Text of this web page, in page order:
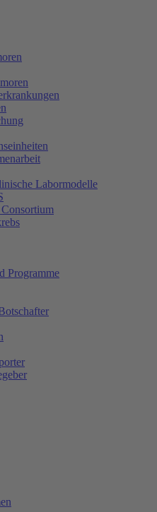
Labormodelle
Programme